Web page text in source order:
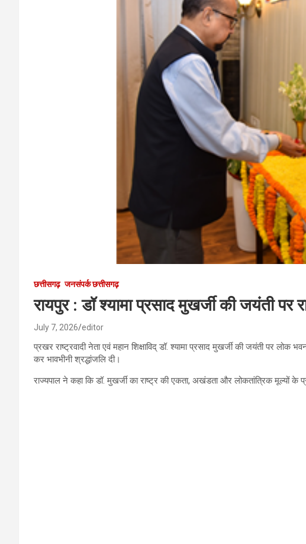
छत्तीसगढ़ जनसंपर्क छत्तीसगढ़
रायपुर : डॉ श्यामा प्रसाद मुखर्जी की जयंती पर
July 7, 2026 editor
प्रखर राष्ट्रवादी नेता एवं महान शिक्षाविद् डॉ. श्यामा प्रसाद मुखर्जी की जयंती पर लोक
कर भावभीनी श्रद्धांजलि दी।
राज्यपाल ने कहा कि डॉ. मुखर्जी का राष्ट्र की एकता, अखंडता और लोकतांत्रिक मूल्यों के